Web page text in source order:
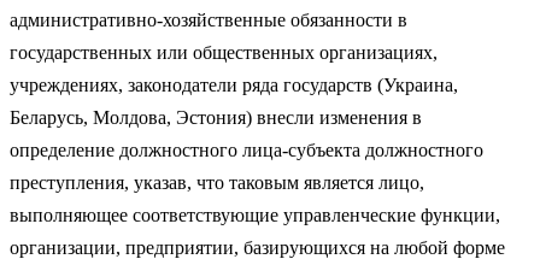
административно-хозяйственные обязанности в
государственных или общественных организациях,
учреждениях, законодатели ряда государств (Украина,
Беларусь, Молдова, Эстония) внесли изменения в
определение должностного лица-субъекта должностного
преступления, указав, что таковым является лицо,
выполняющее соответствующие управленческие функции,
организации, предприятии, базирующихся на любой форме